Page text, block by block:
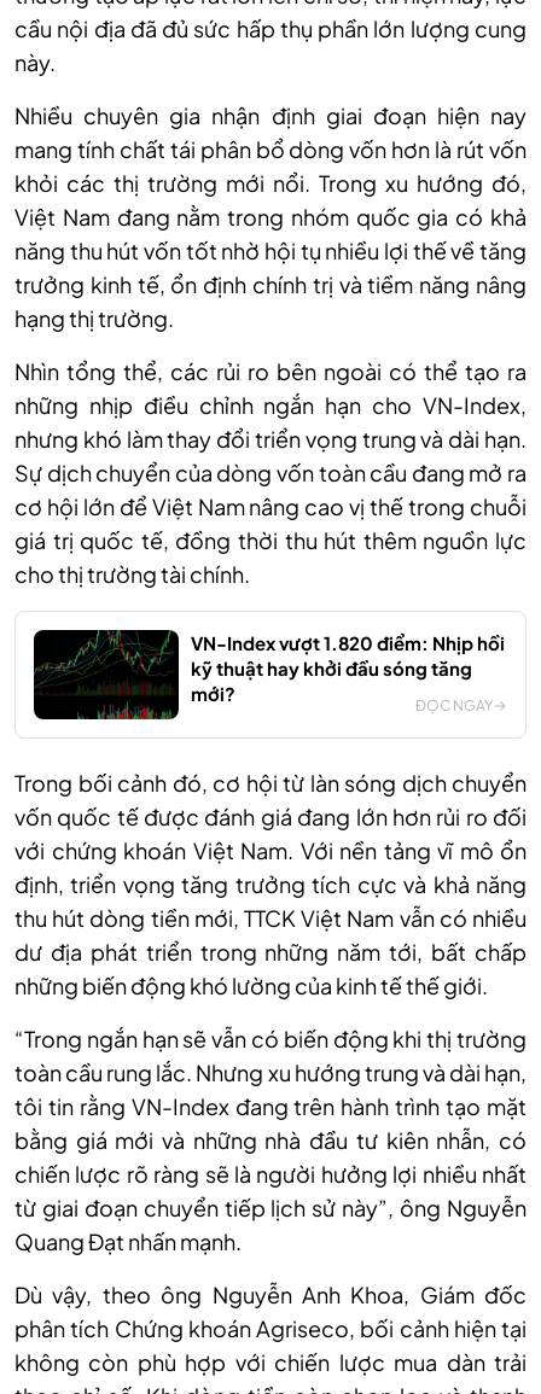
cầu nội địa đã đủ sức hấp thụ phần lớn lượng cung
này.
Nhiều chuyên gia nhận định giai đoạn hiện nay
mang tính chất tái phân bổ dòng vốn hơn là rút vốn
khỏi các thị trường mới nổi. Trong xu hướng đó,
Việt Nam đang nằm trong nhóm quốc gia có khả
năng thu hút vốn tốt nhờ hội tụ nhiều lợi thế về tăng
trưởng kinh tế, ổn định chính trị và tiềm năng nâng
hạng thị trường.
Nhìn tổng thể, các rủi ro bên ngoài có thể tạo ra
những nhịp điều chỉnh ngắn hạn cho VN-Index,
nhưng khó làm thay đổi triển vọng trung và dài hạn.
Sự dịch chuyển của dòng vốn toàn cầu đang mở ra
cơ hội lớn để Việt Nam nâng cao vị thế trong chuỗi
giá trị quốc tế, đồng thời thu hút thêm nguồn lực
cho thị trường tài chính.
VN-Index vượt 1.820 điểm: Nhịp hồi
kỹ thuật hay khởi đầu sóng tăng
mới?
ĐỌC NGAY
Trong bối cảnh đó, cơ hội từ làn sóng dịch chuyển
vốn quốc tế được đánh giá đang lớn hơn rủi ro đối
với chứng khoán Việt Nam. Với nền tảng vĩ mô ổn
định, triển vọng tăng trưởng tích cực và khả năng
thu hút dòng tiền mới, TTCK Việt Nam vẫn có nhiều
dư địa phát triển trong những năm tới, bất chấp
những biến động khó lường của kinh tế thế giới.
“Trong ngắn hạn sẽ vẫn có biến động khi thị trường
toàn cầu rung lắc. Nhưng xu hướng trung và dài hạn,
tôi tin rằng VN-Index đang trên hành trình tạo mặt
bằng giá mới và những nhà đầu tư kiên nhẫn, có
chiến lược rõ ràng sẽ là người hưởng lợi nhiều nhất
từ giai đoạn chuyển tiếp lịch sử này”, ông Nguyễn
Quang Đạt nhấn mạnh.
Dùvậy, theo ông Nguyễn Anh Khoa, Giám đốc
phân tích Chứng khoán Agriseco, bối cảnh hiện tại
không còn phù hợp với chiến lược mua dàn trải